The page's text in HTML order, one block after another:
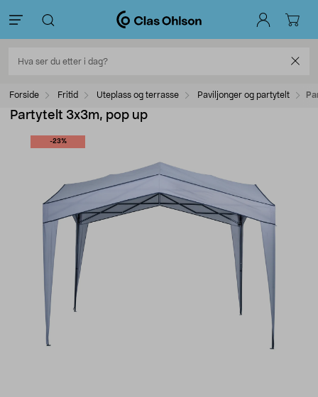
Forside Fritid Uteplass og terrasse Paviljonger og partytelt
Partytelt 3x3m, pop up
-23%